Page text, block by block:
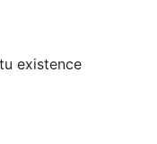
existence